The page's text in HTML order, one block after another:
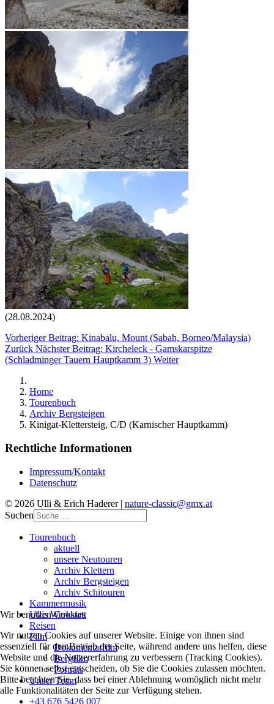
(28.08.2024)
Vorheriger Beitrag: Kinabalu, Mount (Sabah, Borneo/Malaysia)
Zurück Nächster Beitrag: Kircheleck - Gamskarspitze
(Schladminger Tauern Hauptkamm 3) Weiter
Home
Tourenbuch
Archiv Bergsteigen
Kinigat-Klettersteig, C/D (Karnischer Hauptkamm)
Rechtliche Informationen
Impressum/Kontakt
Datenschutz
© 2026 Ulli & Erich Haderer | nature-classic@gmx.at
Suchen
Tourenbuch
aktuell
unsere Neutouren
Archiv Klettern
Archiv Bergsteigen
Archiv Schitouren
Kammermusik
Ullis Werkstatt
Reisen
Film
Dokumentarfilm
Bergfilm
Porträts
Unser Team
+43 676 5426 007
Wir benutzen Cookies
Wir nutzen Cookies auf unserer Website. Einige von ihnen sind
essenziell für den Betrieb der Seite, während andere uns helfen, diese
Website und die Nutzererfahrung zu verbessern (Tracking Cookies).
Sie können selbst entscheiden, ob Sie die Cookies zulassen möchten.
Bitte beachten Sie, dass bei einer Ablehnung womöglich nicht mehr
alle Funktionalitäten der Seite zur Verfügung stehen.